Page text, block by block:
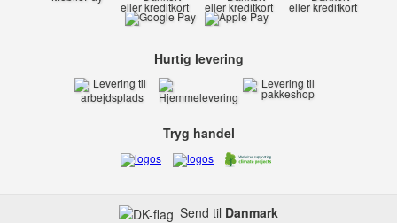
Send til Danmark
Hurtig levering
Tryg handel